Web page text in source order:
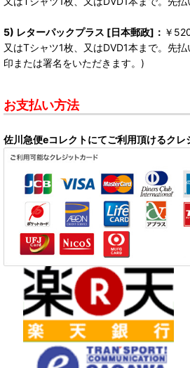
5) レターパックプラス [日本郵政]： ￥
又はTシャツ1枚、又はDVD1本まで。先
印または署名をいただきます。)
お支払い方法
佐川急便eコレクトにてご利用頂けるクレ